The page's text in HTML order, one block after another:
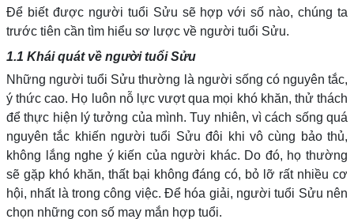
Để biết được người tuổi Sửu sẽ hợp với số nào, chúng ta
trước tiên cần tìm hiểu sơ lược về người tuổi Sửu.
1.1 Khái quát về người tuổi Sửu
Những người tuổi Sửu thường là người sống có nguyên tắc,
ý thức cao. Họ luôn nỗ lực vượt qua mọi khó khăn, thử thách
để thực hiện lý tưởng của mình. Tuy nhiên, vì cách sống quá
nguyên tắc khiến người tuổi Sửu đôi khi vô cùng bảo thủ,
không lắng nghe ý kiến của người khác. Do đó, họ thường
sẽ gặp khó khăn, thất bại không đáng có, bỏ lỡ rất nhiều cơ
hội, nhất là trong công việc. Để hóa giải, người tuổi Sửu nên
chọn những con số may mắn hợp tuổi.